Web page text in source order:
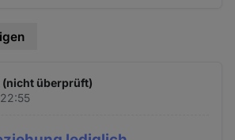
(nicht überprüft)